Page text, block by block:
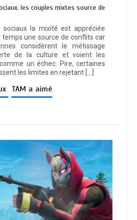
les couples mixtes source de
sociaux la mixité est appréciée
une source de conflits car
considèrent le métissage
de la culture et voient les
un échec. Pire, certaines
les limites en rejetant […]
TAM a aimé